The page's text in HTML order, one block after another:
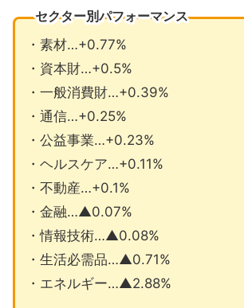
セクター別パフォーマンス
・素材…+0.77%
・資本財…+0.5%
・一般消費財…+0.39%
・通信…+0.25%
・公益事業…+0.23%
・ヘルスケア…+0.11%
・不動産…+0.1%
・金融…▲0.07%
・情報技術…▲0.08%
・生活必需品…▲0.71%
・エネルギー…▲2.88%